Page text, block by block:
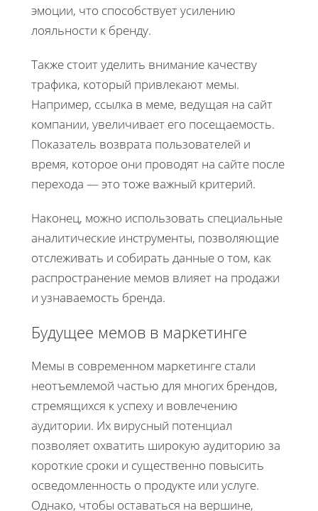
эмоции, что способствует усилению
лояльности к бренду.
Также стоит уделить внимание качеству
трафика, который привлекают мемы.
Например, ссылка в меме, ведущая на сайт
компании, увеличивает его посещаемость.
Показатель возврата пользователей и
время, которое они проводят на сайте после
перехода — это тоже важный критерий.
Наконец, можно использовать специальные
аналитические инструменты, позволяющие
отслеживать и собирать данные о том, как
распространение мемов влияет на продажи
и узнаваемость бренда.
Будущее мемов в маркетинге
Мемы в современном маркетинге стали
неотъемлемой частью для многих брендов,
стремящихся к успеху и вовлечению
аудитории. Их вирусный потенциал
позволяет охватить широкую аудиторию за
короткие сроки и существенно повысить
осведомленность о продукте или услуге.
Однако, чтобы оставаться на вершине,